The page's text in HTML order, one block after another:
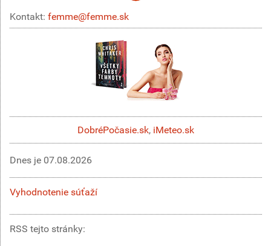
Kontakt: femme@femme.sk
DobréPočasie.sk, iMeteo.sk
Dnes je 07.08.2026
Vyhodnotenie súťaží
RSS tejto stránky: